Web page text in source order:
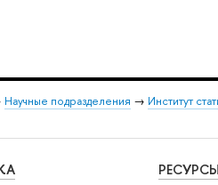
Научные подразделения → Институт
РЕСУРСЫ